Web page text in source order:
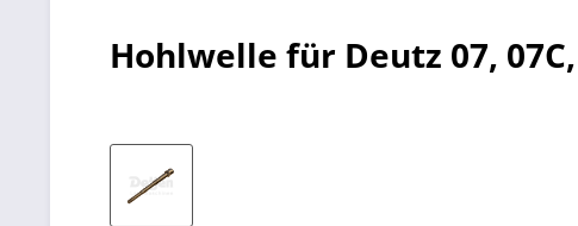
Hohlwelle für Deutz 07,